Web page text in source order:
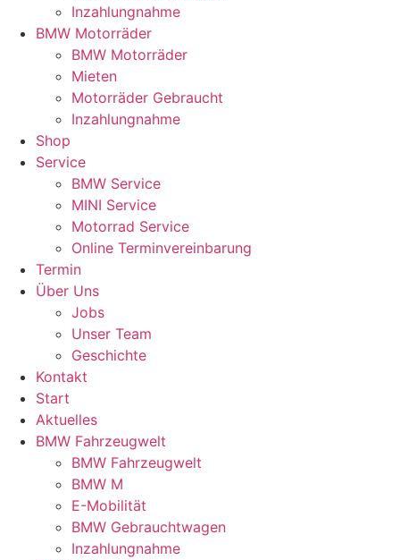
Inzahlungnahme
BMW Motorräder
BMW Motorräder
Mieten
Motorräder Gebraucht
Inzahlungnahme
Shop
Service
BMW Service
MINI Service
Motorrad Service
Online Terminvereinbarung
Termin
Über Uns
Jobs
Unser Team
Geschichte
Kontakt
Start
Aktuelles
BMW Fahrzeugwelt
BMW Fahrzeugwelt
BMW M
E-Mobilität
BMW Gebrauchtwagen
Inzahlungnahme